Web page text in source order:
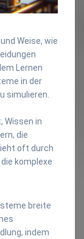
Weise, wie
Lernen
in der
simulieren.
Wissen in
die
oft durch
komplexe
breite
indem